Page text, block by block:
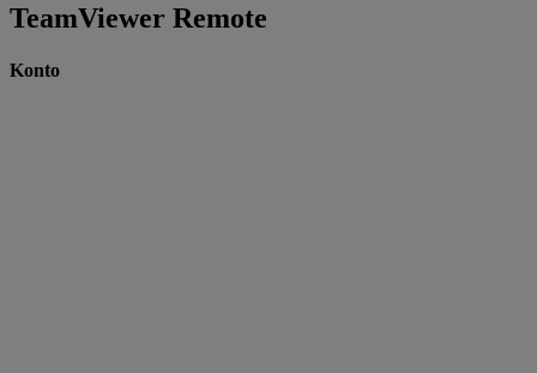
TeamViewer Remote
Konto